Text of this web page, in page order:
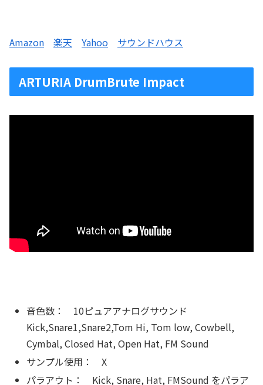
Amazon 楽天 Yahoo サウンドハウス
ARTURIA DrumBrute Impact
音色数： 10ピュアアナログサウンド
Kick,Snare1,Snare2,Tom Hi, Tom low, Cowbell,
Cymbal, Closed Hat, Open Hat, FM Sound
サンプル使用： X
パラアウト： Kick, Snare, Hat, FMSound をパラア